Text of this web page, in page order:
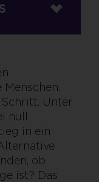
Unter
null
in ein
ob
ist? Das